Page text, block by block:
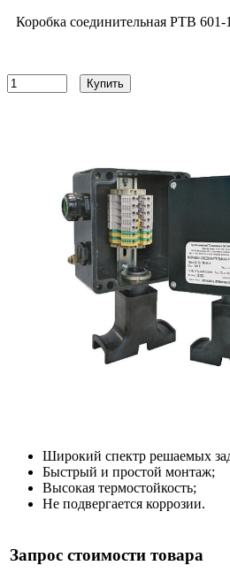
Коробка соединительная РТВ
Купить
Широкий спектр решаемых
Быстрый и простой монтаж;
Высокая термостойкость;​
Не подвергается коррозии.
Запрос стоимости товара